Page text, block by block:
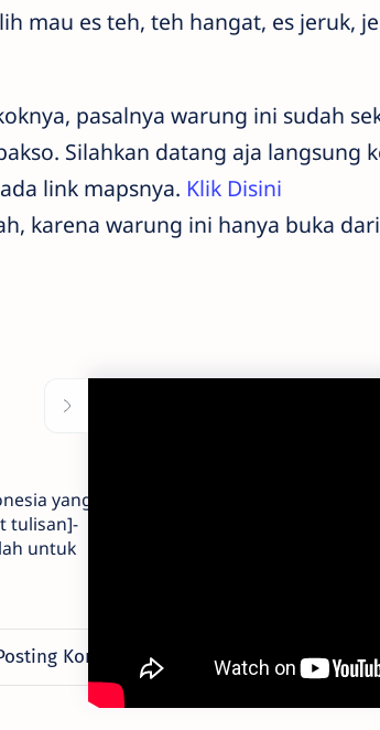
mau es teh, teh hangat, es jeruk,
pasalnya warung ini sudah
Silahkan datang aja langsung
link mapsnya. Klik Disini
karena warung ini hanya buka
yang
tulisan]-
untuk